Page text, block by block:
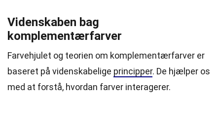
Videnskaben bag
komplementærfarver
Farvehjulet og teorien om komplementærfarver er
baseret på videnskabelige principper. De hjælper os
med at forstå, hvordan farver interagerer.